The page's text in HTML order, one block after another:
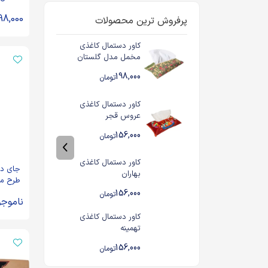
پرفروش ترین محصولات
کاور دستمال کاغذی
مخمل مدل گلستان
198,000تومان
کاور دستمال کاغذی
عروس قجر
156,000تومان
کاور دستمال کاغذی
بهاران
156,000تومان
کاور دستمال کاغذی
تهمینه
156,000تومان
جای
طرح